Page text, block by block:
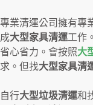
專業清運公司擁有專
成大型家具清運工作
省心省力。會按照大
求。但找大型家具清
自行大型垃圾清運和